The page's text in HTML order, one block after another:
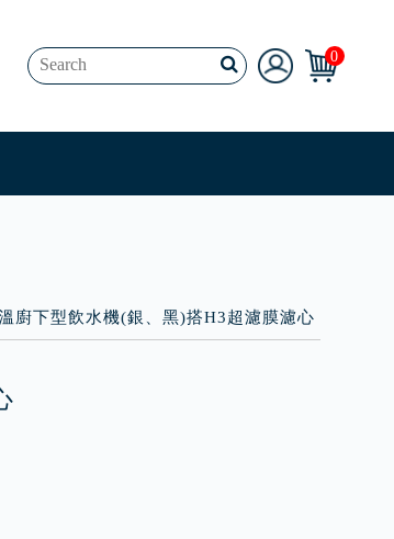
0
廚下型飲水機(銀、黑)搭H3超濾膜濾心